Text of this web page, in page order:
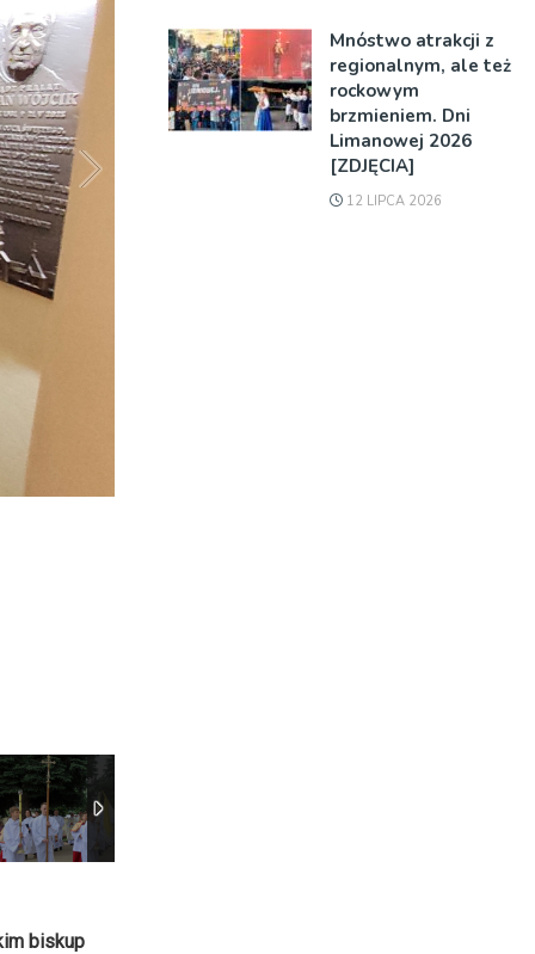
biskup
Mnóstwo atrakcji z
regionalnym, ale też
rockowym
brzmieniem. Dni
Limanowej 2026
[ZDJĘCIA]
12 LIPCA 2026